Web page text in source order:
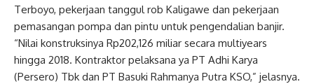
Terboyo, pekerjaan tanggul rob Kaligawe dan pekerjaan
pemasangan pompa dan pintu untuk pengendalian banjir.
“Nilai konstruksinya Rp202,126 miliar secara multiyears
hingga 2018. Kontraktor pelaksana ya PT Adhi Karya
(Persero) Tbk dan PT Basuki Rahmanya Putra KSO,” jelasnya.